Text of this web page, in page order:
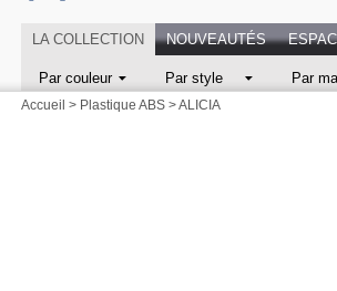
LA COLLECTION NOUVEAUTÉS
Par couleur Par style Par
Accueil > Plastique ABS >ALICIA